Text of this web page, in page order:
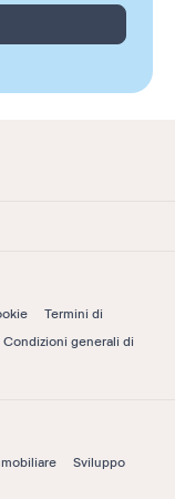
Termini di
Condizioni generali di
Sviluppo